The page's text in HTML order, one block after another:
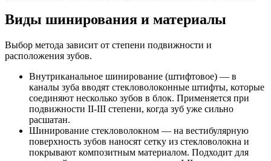
Виды шинирования и материалы
Выбор метода зависит от степени подвижности и
расположения зубов.
Внутриканальное шинирование (штифтовое) — в
каналы зуба вводят стекловолоконные штифты, которые
соединяют несколько зубов в блок. Применяется при
подвижности II-III степени, когда зуб уже сильно
расшатан.
Шинирование стекловолокном — на вестибулярную
поверхность зубов наносят сетку из стекловолокна и
покрывают композитным материалом. Подходит для